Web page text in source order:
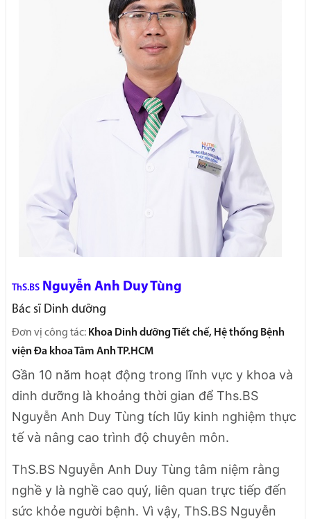
ThS.BS Nguyễn Anh Duy Tùng
Bác sĩ Dinh dưỡng
Đơn vị công tác: Khoa Dinh dưỡng Tiết chế, Hệ thống Bệnh
viện Đa khoa Tâm Anh TP.HCM
Gần 10 năm hoạt động trong lĩnh vực y khoa và
dinh dưỡng là khoảng thời gian để Ths.BS
Nguyễn Anh Duy Tùng tích lũy kinh nghiệm thực
tế và nâng cao trình độ chuyên môn.
ThS.BS Nguyễn Anh Duy Tùng tâm niệm rằng
nghề y là nghề cao quý, liên quan trực tiếp đến
sức khỏe người bệnh. Vì vậy, ThS.BS Nguyễn